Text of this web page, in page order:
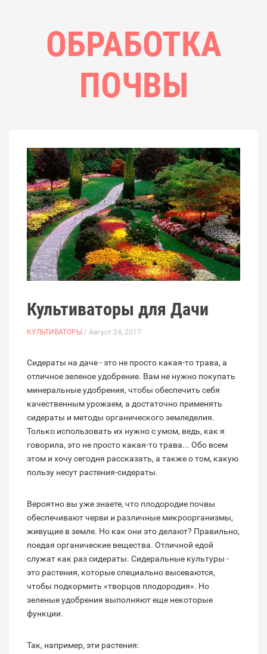
ОБРАБОТКА
ПОЧВЫ
Культиваторы для Дачи
КУЛЬТИВАТОРЫ / Август 24, 2017
Сидераты на даче - это не просто какая-то трава, а
отличное зеленое удобрение. Вам не нужно покупать
минеральные удобрения, чтобы обеспечить себя
качественным урожаем, а достаточно применять
сидераты и методы органического земледелия.
Только использовать их нужно с умом, ведь, как я
говорила, это не просто какая-то трава... Обо всем
этом и хочу сегодня рассказать, а также о том, какую
пользу несут растения-сидераты.
Вероятно вы уже знаете, что плодородие почвы
обеспечивают черви и различные микроорганизмы,
живущие в земле. Но как они это делают? Правильно,
поедая органические вещества. Отличной едой
служат как раз сидераты. Сидеральные культуры -
это растения, которые специально высеваются,
чтобы подкормить «творцов плодородия». Но
зеленые удобрения выполняют еще некоторые
функции.
Так, например, эти растения: